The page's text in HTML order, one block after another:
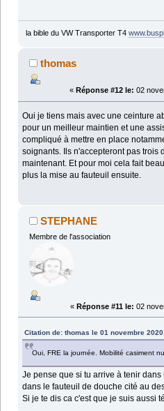
la bible du VW Transporter T4
thomas
« Réponse #12 le: 02
Oui je tiens mais avec une ceinture
pour un meilleur maintien et une
compliqué à mettre en place
soignants. Ils n'accepteront pas trois
maintenant. Et pour moi cela fait
plus la mise au fauteuil ensuite.
STEPHANE
Membre de l'association
« Réponse #11 le: 02
Citation de: thomas le 01 novembre 2020
Oui, FRE la journée. Mobilité casiment
Je pense que si tu arrive à tenir
dans le fauteuil de douche cité au
Si je te dis ca c'est que je suis aussi